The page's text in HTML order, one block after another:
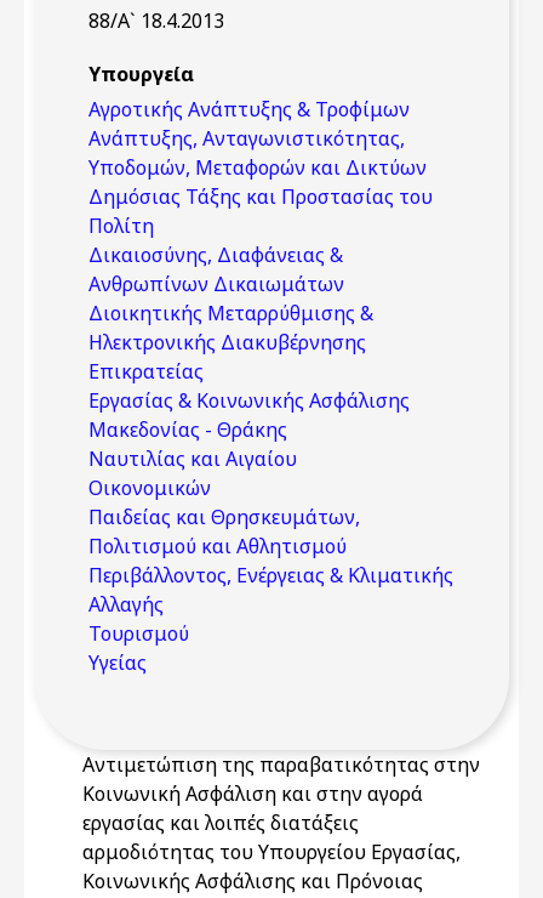
88/Α` 18.4.2013
Υπουργεία
Αγροτικής Ανάπτυξης & Τροφίμων
Ανάπτυξης, Ανταγωνιστικότητας,
Υποδομών, Μεταφορών και Δικτύων
Δημόσιας Τάξης και Προστασίας του
Πολίτη
Δικαιοσύνης, Διαφάνειας &
Ανθρωπίνων Δικαιωμάτων
Διοικητικής Μεταρρύθμισης &
Ηλεκτρονικής Διακυβέρνησης
Επικρατείας
Εργασίας & Κοινωνικής Ασφάλισης
Μακεδονίας - Θράκης
Ναυτιλίας και Αιγαίου
Οικονομικών
Παιδείας και Θρησκευμάτων,
Πολιτισμού και Αθλητισμού
Περιβάλλοντος, Ενέργειας & Κλιματικής
Αλλαγής
Τουρισμού
Υγείας
Αντιμετώπιση της παραβατικότητας στην
Κοινωνική Ασφάλιση και στην αγορά
εργασίας και λοιπές διατάξεις
αρμοδιότητας του Υπουργείου Εργασίας,
Κοινωνικής Ασφάλισης και Πρόνοιας